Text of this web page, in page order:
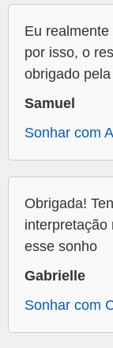
Eu
por isso, o
obrigado
Samuel
Sonhar com
Obrigada!
interpretação
esse sonho
Gabrielle
Sonhar com